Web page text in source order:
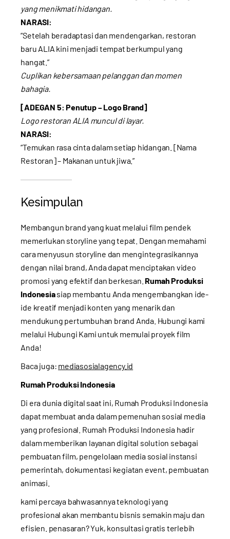
yang menikmati hidangan.
NARASI:
“Setelah beradaptasi dan mendengarkan, restoran
baru ALIA kini menjadi tempat berkumpul yang
hangat.”
Cuplikan kebersamaan pelanggan dan momen
bahagia.
[ADEGAN 5: Penutup – Logo Brand]
Logo restoran ALIA muncul di layar.
NARASI:
“Temukan rasa cinta dalam setiap hidangan. [Nama
Restoran] – Makanan untuk jiwa.”
Kesimpulan
Membangun brand yang kuat melalui film pendek
memerlukan storyline yang tepat. Dengan memahami
cara menyusun storyline dan mengintegrasikannya
dengan nilai brand, Anda dapat menciptakan video
promosi yang efektif dan berkesan. Rumah Produksi
Indonesiasiap membantu Anda mengembangkan ide-
ide kreatif menjadi konten yang menarik dan
mendukung pertumbuhan brand Anda. Hubungi kami
melalui Hubungi Kami untuk memulai proyek film
Anda!
Baca juga: mediasosialagency.id
Rumah Produksi Indonesia
Di era dunia digital saat ini, Rumah Produksi Indonesia
dapat membuat anda dalam pemenuhan sosial media
yang profesional. Rumah Produksi Indonesia hadir
dalam memberikan layanan digital solution sebagai
pembuatan film, pengelolaan media sosial instansi
pemerintah, dokumentasi kegiatan event, pembuatan
animasi.
kami percaya bahwasannya teknologi yang
profesional akan membantu bisnis semakin maju dan
efisien. penasaran? Yuk, konsultasi gratis terlebih